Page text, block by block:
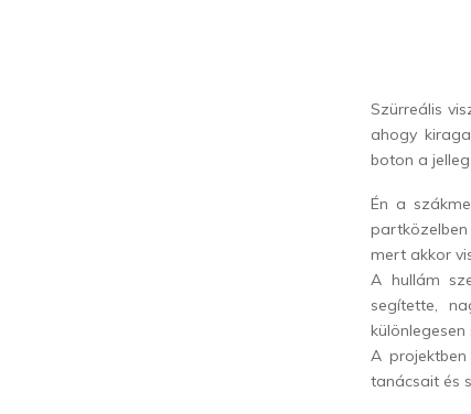
Szürreális
ahogy
boton a
Én a
mert akkor
A hullám
segítette,
különlegesen
A
tanácsait és